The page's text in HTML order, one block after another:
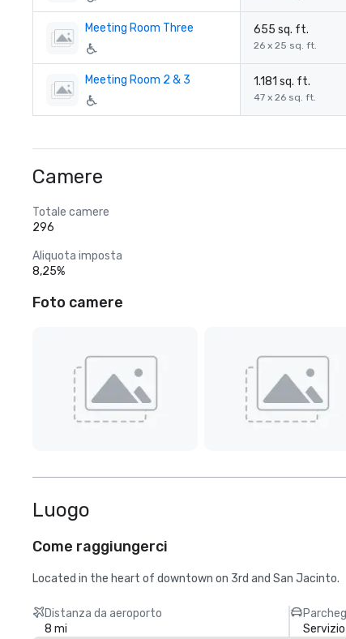
Meeting Room Three 655 sq. ft.
26 x 25 sq. ft.
Meeting Room 2 & 3 1.181 sq. ft.
47 x 26 sq. ft.
Camere
Totale camere
296
Aliquota imposta
8,25%
Foto camere
Luogo
Come raggiungerci
Located in the heart of downtown on 3rd and San Jacinto.
Distanza da aeroporto
8 mi